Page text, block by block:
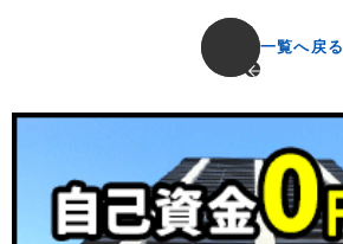
一覧へ戻る